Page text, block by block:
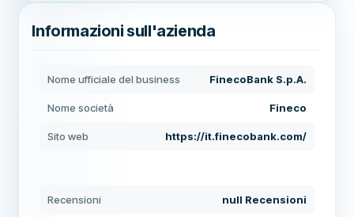
Informazioni sull'azienda
Nome ufficiale del business FinecoBank S.p.A.
Nome società Fineco
Sito web https://it.finecobank.com/
Recensioni null Recensioni